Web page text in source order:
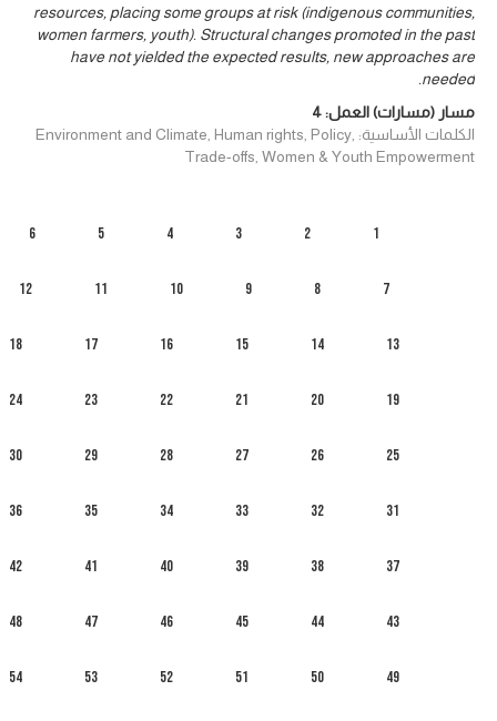
resources, placing some groups at risk (indigenous communities,
women farmers, youth). Structural changes promoted in the past
have not yielded the expected results, new approaches are
needed.
مسار (مسارات) العمل:4
الكلمات الأساسية: Environment and Climate, Human rights, Policy,
Trade-offs, Women & Youth Empowerment
1
2
3
4
5
6
7
8
9
10
11
12
13
14
15
16
17
18
19
20
21
22
23
24
25
26
27
28
29
30
31
32
33
34
35
36
37
38
39
40
41
42
43
44
45
46
47
48
49
50
51
52
53
54